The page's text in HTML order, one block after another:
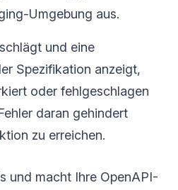
Umgebung aus.
und eine
Spezifikation anzeigt,
oder fehlgeschlagen
daran gehindert
zu erreichen.
und macht Ihre OpenAPI-